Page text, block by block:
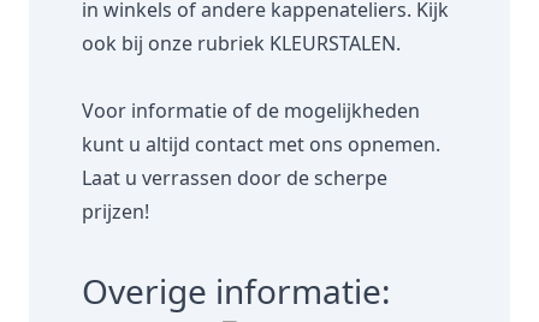
in winkels of andere kappenateliers. Kijk
ook bij onze rubriek KLEURSTALEN.
Voor informatie of de mogelijkheden
kunt u altijd contact met ons opnemen.
Laat u verrassen door de scherpe
prijzen!
Overige informatie: